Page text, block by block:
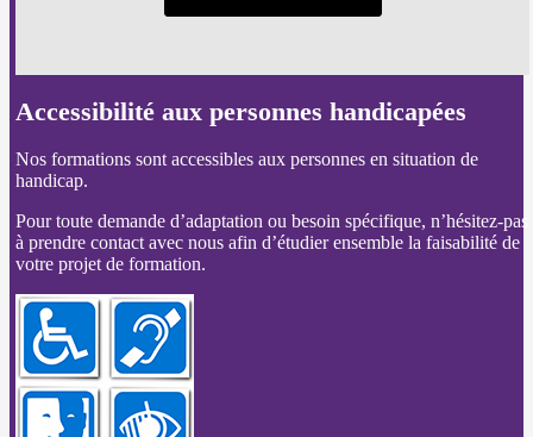
Accessibilité aux personnes handicapées
Nos formations sont accessibles aux personnes en situation de
handicap.
Pour toute demande d’adaptation ou besoin spécifique, n’hésitez-pas
à prendre contact avec nous afin d’étudier ensemble la faisabilité de
votre projet de formation.